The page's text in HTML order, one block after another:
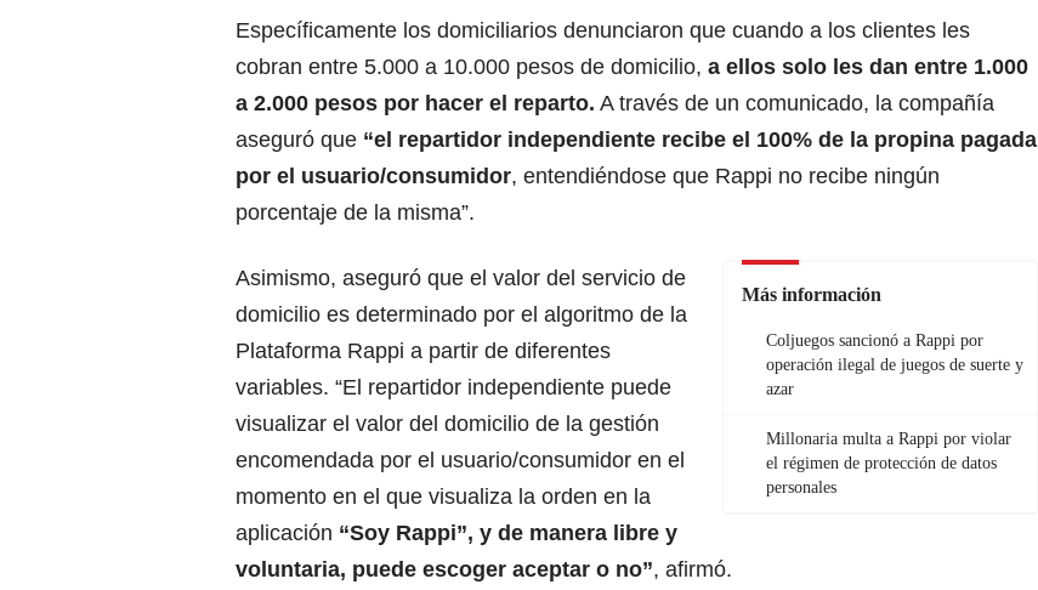
Específicamente los domiciliarios denunciaron que cuando a los clientes les
cobran entre 5.000 a 10.000 pesos de domicilio, a ellos solo les dan entre 1.000
a 2.000 pesos por hacer el reparto. A través de un comunicado, la compañía
aseguró que “el repartidor independiente recibe el 100% de la propina pagada
por el usuario/consumidor, entendiéndose que Rappi no recibe ningún
porcentaje de la misma”.
Más información
Coljuegos sancionó a Rappi por
operación ilegal de juegos de suerte y
azar
Millonaria multa a Rappi por violar
el régimen de protección de datos
personales
Asimismo, aseguró que el valor del servicio de
domicilio es determinado por el algoritmo de la
Plataforma Rappi a partir de diferentes
variables. “El repartidor independiente puede
visualizar el valor del domicilio de la gestión
encomendada por el usuario/consumidor en el
momento en el que visualiza la orden en la
aplicación “Soy Rappi”, y de manera libre y
voluntaria, puede escoger aceptar o no”, afirmó.